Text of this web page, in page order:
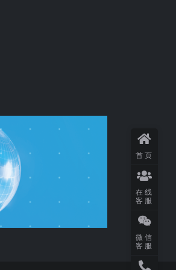
首页
在线
客服
微信
客服